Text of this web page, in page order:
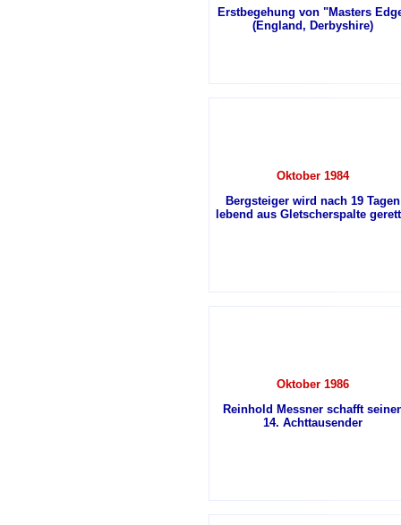
Erstbegehung von "Masters
(England, Derbyshire)
Oktober 1984
Bergsteiger wird nach 19 Tagen
lebend aus Gletscherspalte
Oktober 1986
Reinhold Messner schafft
14. Achttausender